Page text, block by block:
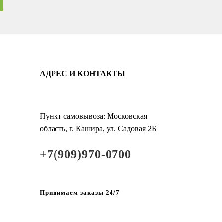
АДРЕС И КОНТАКТЫ
Пункт самовывоза: Московская
область, г. Кашира, ул. Садовая 2Б
+7(909)970-0700
Принимаем заказы 24/7